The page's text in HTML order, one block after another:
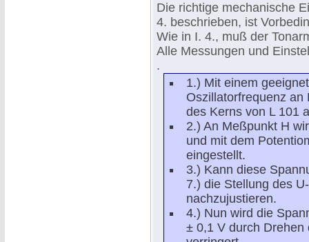
Die richtige mechanische
4. beschrieben, ist
Wie in I. 4., muß der
Alle Messungen und
.
1.) Mit einem
Oszillatorfrequenz an
des Kerns von L 101
2.) An Meßpunkt H
und mit dem
eingestellt.
3.) Kann diese
7.) die Stellung des
nachzujustieren.
4.) Nun wird die
± 0,1 V durch Drehen